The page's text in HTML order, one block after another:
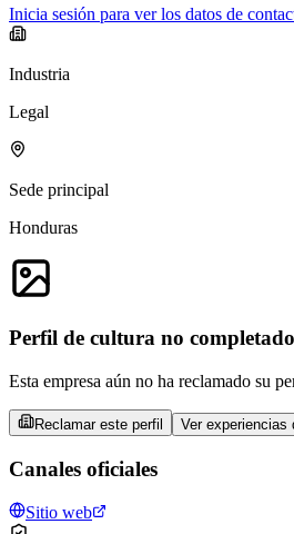
Inicia sesión para ver los datos de
Industria
Legal
Sede principal
Honduras
Perfil de cultura no completado
Esta empresa aún no ha reclamado su
Reclamar este perfil Ver
Canales oficiales
Sitio web